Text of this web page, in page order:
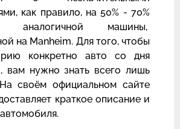
как правило, на 50% - 70%
машины,
на Manheim. Для того, чтобы
конкретно авто со дня
вам нужно знать всего лишь
своём официальном сайте
краткое описание и